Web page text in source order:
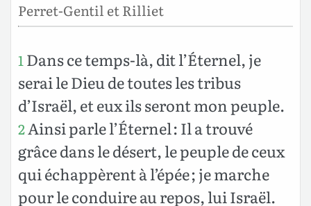
Perret-Gentil et Rilliet
1 Dans ce temps-là, dit l’Éternel, je
serai le Dieu de toutes les tribus
d’Israël, et eux ils seront mon peuple.
2Ainsi parle l’Éternel : Il a trouvé
grâce dans le désert, le peuple de ceux
qui échappèrent à l’épée ; je marche
pour le conduire au repos, lui Israël.